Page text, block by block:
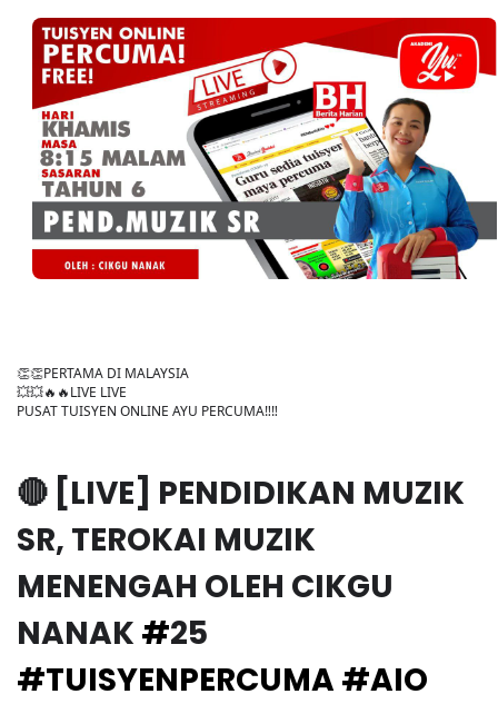
👏👏PERTAMA DI MALAYSIA
💥💥🔥🔥LIVE LIVE
PUSAT TUISYEN ONLINE AYU PERCUMA‼️‼️
🔴 [LIVE] PENDIDIKAN MUZIK
SR, TEROKAI MUZIK
MENENGAH OLEH CIKGU
NANAK #25
#TUISYENPERCUMA #AIO